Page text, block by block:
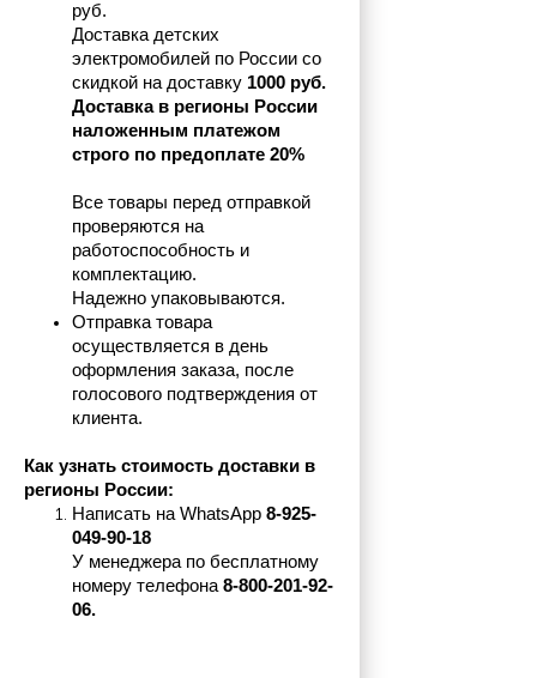
руб.
Доставка детских
электромобилей по России со
скидкой на доставку 1000 руб.
Доставка в регионы России
наложенным платежом
строго по предоплате 20%
Все товары перед отправкой
проверяются на
работоспособность и
комплектацию.
Надежно упаковываются.
Отправка товара
осуществляется в день
оформления заказа, после
голосового подтверждения от
клиента.
Как узнать стоимость доставки в
регионы России:
Написать на WhatsApp 8-925-
049-90-18
У менеджера по бесплатному
номеру телефона 8-800-201-92-
06.